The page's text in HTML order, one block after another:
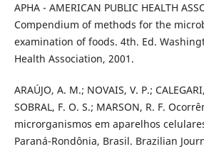
APHA - AMERICAN PUBLIC HEALTH
Compendium of methods for the
examination of foods. 4th. Ed.
Health Association, 2001.
ARAÚJO, A. M.; NOVAIS, V. P.;
SOBRAL, F. O. S.; MARSON, R. F.
microrganismos em aparelhos
Paraná-Rondônia, Brasil. Brazilian